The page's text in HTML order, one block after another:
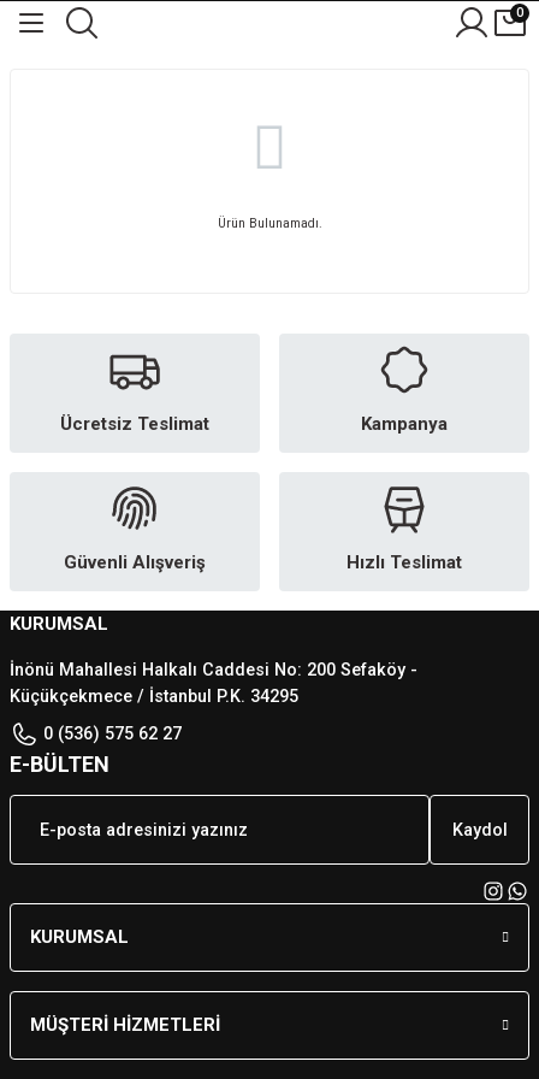
0
Ürün Bulunamadı.
Ücretsiz Teslimat Kampanya
Güvenli Alışveriş Hızlı Teslimat
KURUMSAL
İnönü Mahallesi Halkalı Caddesi No: 200 Sefaköy -
Küçükçekmece / İstanbul P.K. 34295
0 (536) 575 62 27
KURUMSAL
MÜŞTERİ HİZMETLERİ
E-BÜLTEN
Kaydol